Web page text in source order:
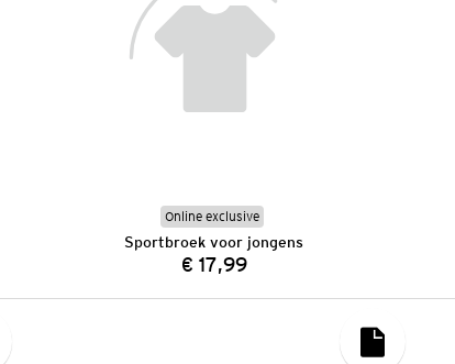
Online exclusive
Sportbroek voor jongens
Prijs:
€ 17,99